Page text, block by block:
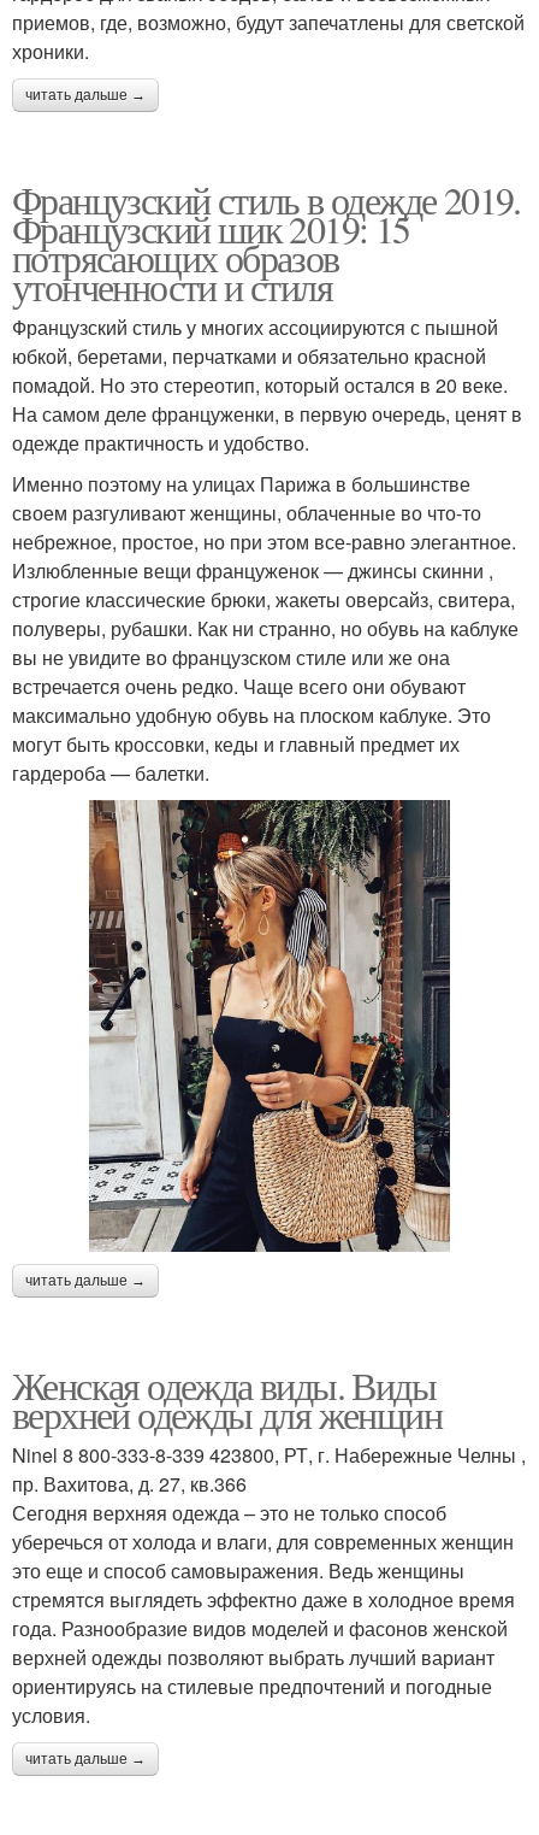
приемов, где, возможно, будут запечатлены для светской
хроники.
читать дальше →
Французский стиль в одежде 2019.
Французский шик 2019: 15
потрясающих образов
утонченности и стиля
Французский стиль у многих ассоциируются с пышной
юбкой, беретами, перчатками и обязательно красной
помадой. Но это стереотип, который остался в 20 веке.
На самом деле француженки, в первую очередь, ценят в
одежде практичность и удобство.
Именно поэтому на улицах Парижа в большинстве
своем разгуливают женщины, облаченные во что-то
небрежное, простое, но при этом все-равно элегантное.
Излюбленные вещи француженок — джинсы скинни ,
строгие классические брюки, жакеты оверсайз, свитера,
полуверы, рубашки. Как ни странно, но обувь на каблуке
вы не увидите во французском стиле или же она
встречается очень редко. Чаще всего они обувают
максимально удобную обувь на плоском каблуке. Это
могут быть кроссовки, кеды и главный предмет их
гардероба — балетки.
читать дальше →
Женская одежда виды. Виды
верхней одежды для женщин
Ninel 8 800-333-8-339 423800, РТ, г. Набережные Челны ,
пр. Вахитова, д. 27, кв.366
Сегодня верхняя одежда – это не только способ
уберечься от холода и влаги, для современных женщин
это еще и способ самовыражения. Ведь женщины
стремятся выглядеть эффектно даже в холодное время
года. Разнообразие видов моделей и фасонов женской
верхней одежды позволяют выбрать лучший вариант
ориентируясь на стилевые предпочтений и погодные
условия.
читать дальше →